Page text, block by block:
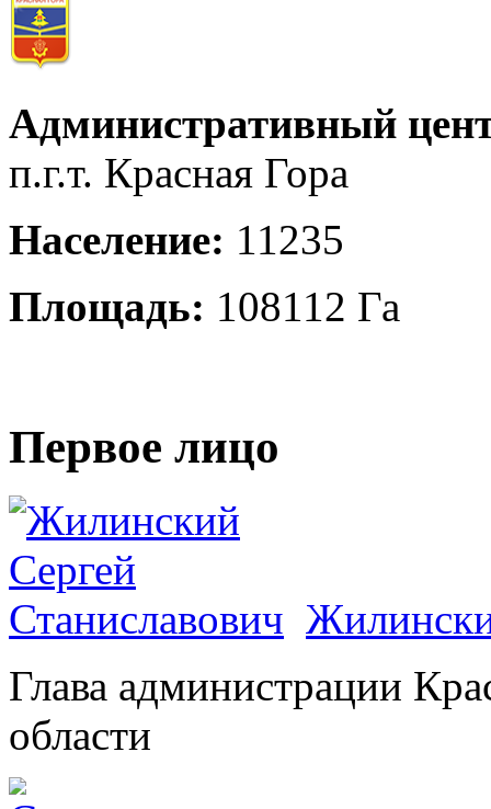
Административный
п.г.т. Красная Гора
Население: 11235
Площадь: 108112 Га
Первое лицо
Глава администрации
области